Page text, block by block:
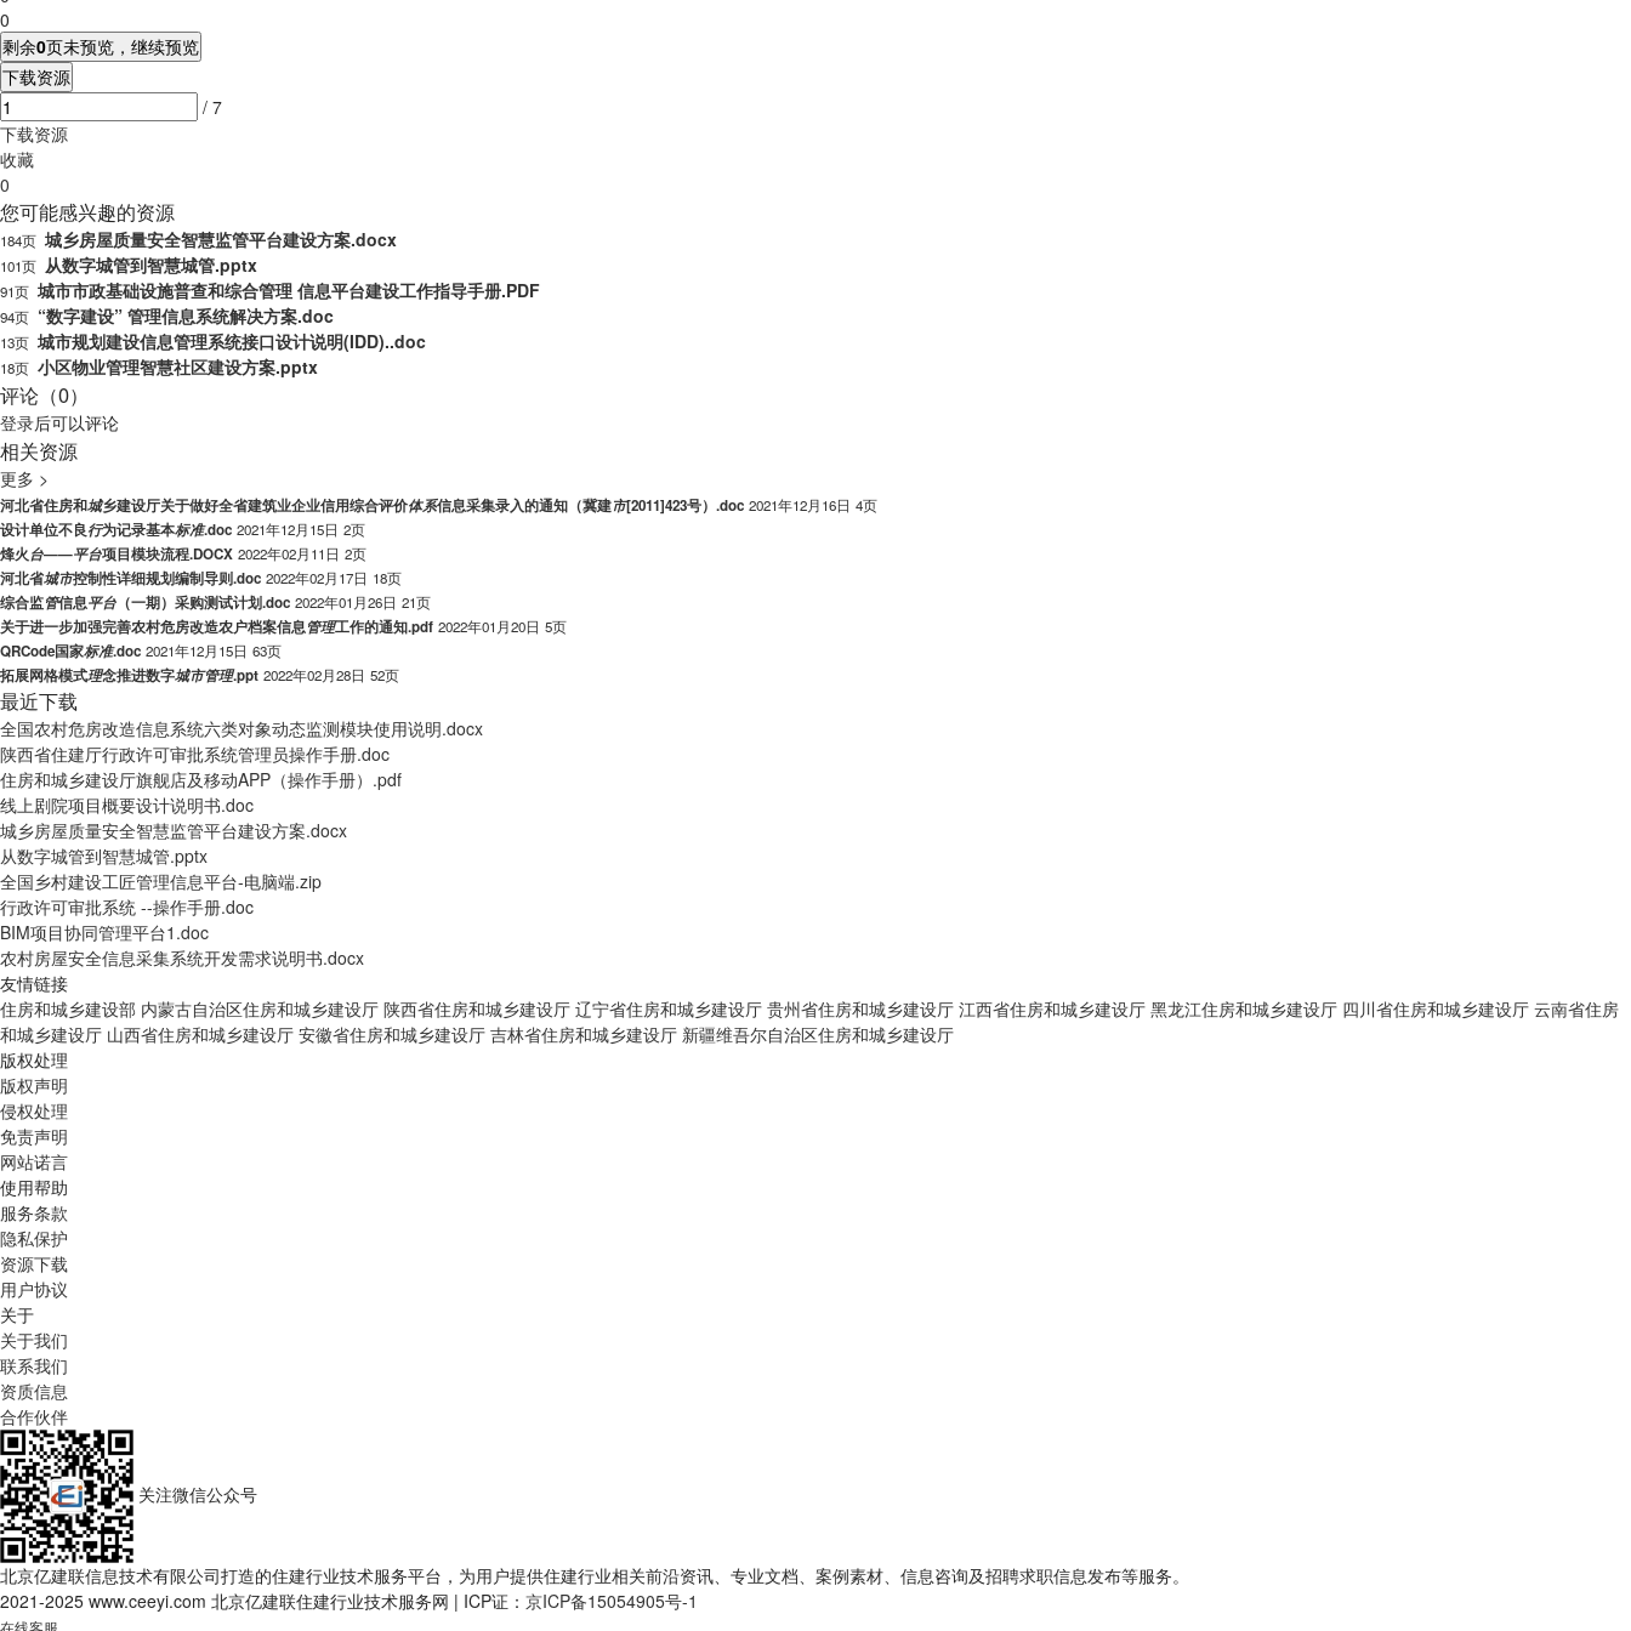
0
剩余0页未预览，继续预览
下载资源
/ 7
下载资源
收藏
0
您可能感兴趣的资源
184页 城乡房屋质量安全智慧监管平台建设方案.docx
101页 从数字城管到智慧城管.pptx
91页 城市市政基础设施普查和综合管理 信息平台建设工作指导手册.PDF
94页 “数字建设” 管理信息系统解决方案.doc
13页 城市规划建设信息管理系统接口设计说明(IDD)..doc
18页 小区物业管理智慧社区建设方案.pptx
评论（0）
登录后可以评论
相关资源
更多 >
河北省住房和城乡建设厅关于做好全省建筑业企业信用综合评价体系信息采集录入的通知（冀建市[2011]423号）.doc 2021年12月16日 4页
设计单位不良行为记录基本标准.doc 2021年12月15日 2页
烽火台——平台项目模块流程.DOCX 2022年02月11日 2页
河北省城市控制性详细规划编制导则.doc 2022年02月17日 18页
综合监管信息平台 （一期）采购测试计划.doc 2022年01月26日 21页
关于进一步加强完善农村危房改造农户档案信息管理工作的通知.pdf 2022年01月20日 5页
QRCode国家标准.doc 2021年12月15日 63页
拓展网格模式理念推进数字城市管理.ppt 2022年02月28日 52页
最近下载
全国农村危房改造信息系统六类对象动态监测模块使用说明.docx
陕西省住建厅行政许可审批系统管理员操作手册.doc
住房和城乡建设厅旗舰店及移动APP（操作手册）.pdf
线上剧院项目概要设计说明书.doc
城乡房屋质量安全智慧监管平台建设方案.docx
从数字城管到智慧城管.pptx
全国乡村建设工匠管理信息平台-电脑端.zip
行政许可审批系统 --操作手册.doc
BIM项目协同管理平台1.doc
农村房屋安全信息采集系统开发需求说明书.docx
友情链接
住房和城乡建设部 内蒙古自治区住房和城乡建设厅 陕西省住房和城乡建设厅 辽宁省住房和城乡建设厅 贵州省住房和城乡建设厅 江西省住房和城乡建设厅 黑龙江住房和城乡建设厅 四川省住房和城乡建设厅 云南省住房
和城乡建设厅 山西省住房和城乡建设厅 安徽省住房和城乡建设厅 吉林省住房和城乡建设厅 新疆维吾尔自治区住房和城乡建设厅
版权处理
版权声明
侵权处理
免责声明
网站诺言
使用帮助
服务条款
隐私保护
资源下载
用户协议
关于
关于我们
联系我们
资质信息
合作伙伴
关注微信公众号
北京亿建联信息技术有限公司打造的住建行业技术服务平台，为用户提供住建行业相关前沿资讯、专业文档、案例素材、信息咨询及招聘求职信息发布等服务。
2021-2025 www.ceeyi.com 北京亿建联住建行业技术服务网 | ICP证： 京ICP备15054905号-1